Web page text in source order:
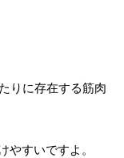
りに存在する筋肉
やすいですよ。